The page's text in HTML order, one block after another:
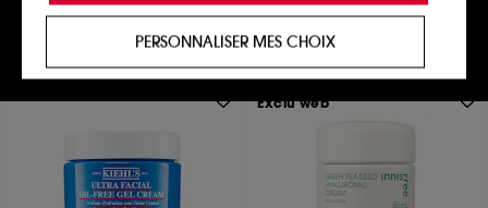
Ajouter au panier
Exclu web
produits, des services et des contenus qui
proposer des offres promotionnelles adaptées à
votre profil.
Cookies réseaux sociaux et publicité :
de vous plaire via des publicités, y compris sur des
sites tiers et sur les réseaux sociaux, sur la base
des pages que vous avez consultées, de votre
PERSONNALISER MES CHOIX